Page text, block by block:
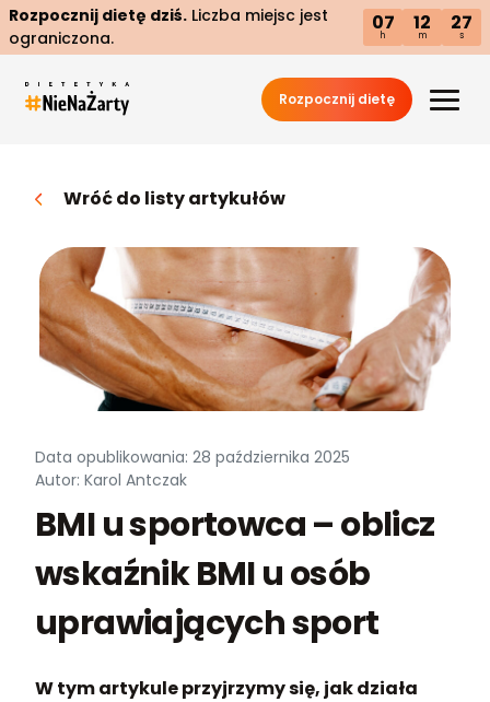
Rozpocznij dietę dziś. Liczba miejsc jest
ograniczona.
07
h
12
m
26
s
Rozpocznij dietę
Wróć do listy artykułów
Data opublikowania: 28 października 2025
Autor: Karol Antczak
BMI u sportowca – oblicz
wskaźnik BMI u osób
uprawiających sport
W tym artykule przyjrzymy się, jak działa